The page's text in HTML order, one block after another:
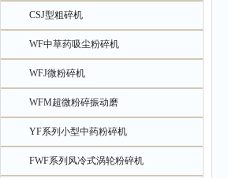
CSJ型粗碎机
WF中草药吸尘粉碎机
WFJ微粉碎机
WFM超微粉碎振动磨
YF系列小型中药粉碎机
FWF系列风冷式涡轮粉碎机